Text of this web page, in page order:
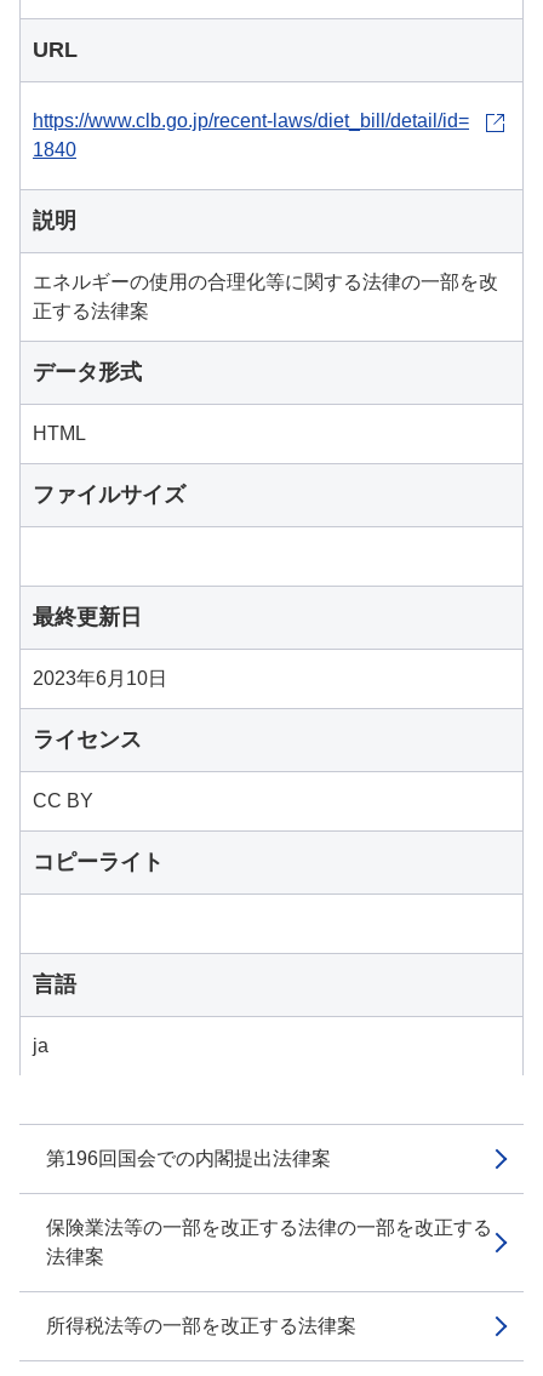
第196回国会での内閣提出法律案
保険業法等の一部を改正する法律の一部を改正する
法律案
所得税法等の一部を改正する法律案
URL
https://www.clb.go.jp/recent-laws/diet_bill/detail/id=
1840
説明
エネルギーの使用の合理化等に関する法律の一部を改
正する法律案
データ形式
HTML
ファイルサイズ
最終更新日
2023年6月10日
ライセンス
CC BY
コピーライト
言語
ja